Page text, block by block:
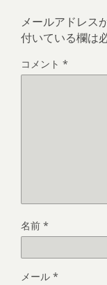
メールアドレス
付いている欄は
コメント *
名前 *
メール *